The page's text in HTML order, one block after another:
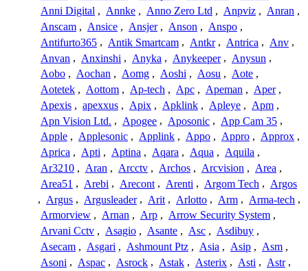
Anni Digital , Annke , Anno Zero Ltd , Anpviz , Anran ,
Anscam , Ansice , Ansjer , Anson , Anspo ,
Antifurto365 , Antik Smartcam , Antkr , Antrica , Anv ,
Anvan , Anxinshi , Anyka , Anykeeper , Anysun ,
Aobo , Aochan , Aomg , Aoshi , Aosu , Aote ,
Aotetek , Aottom , Ap-tech , Apc , Apeman , Aper ,
Apexis , apexxus , Apix , Apklink , Apleye , Apm ,
Apn Vision Ltd. , Apogee , Aposonic , App Cam 35 ,
Apple , Applesonic , Applink , Appo , Appro , Approx ,
Aprica , Apti , Aptina , Aqara , Aqua , Aquila ,
Ar3210 , Aran , Arcctv , Archos , Arcvision , Area ,
Area51 , Arebi , Arecont , Arenti , Argom Tech , Argos
, Argus , Argusleader , Arit , Arlotto , Arm , Arma-tech ,
Armorview , Arnan , Arp , Arrow Security System ,
Arvani Cctv , Asagio , Asante , Asc , Asdibuy ,
Asecam , Asgari , Ashmount Ptz , Asia , Asip , Asm ,
Asoni , Aspac , Asrock , Astak , Asterix , Asti , Astr ,